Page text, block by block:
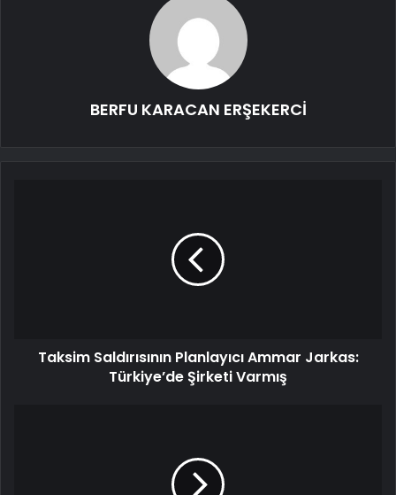
BERFU KARACAN ERŞEKERCİ
Taksim Saldırısının Planlayıcı Ammar Jarkas:
Türkiye’de Şirketi Varmış